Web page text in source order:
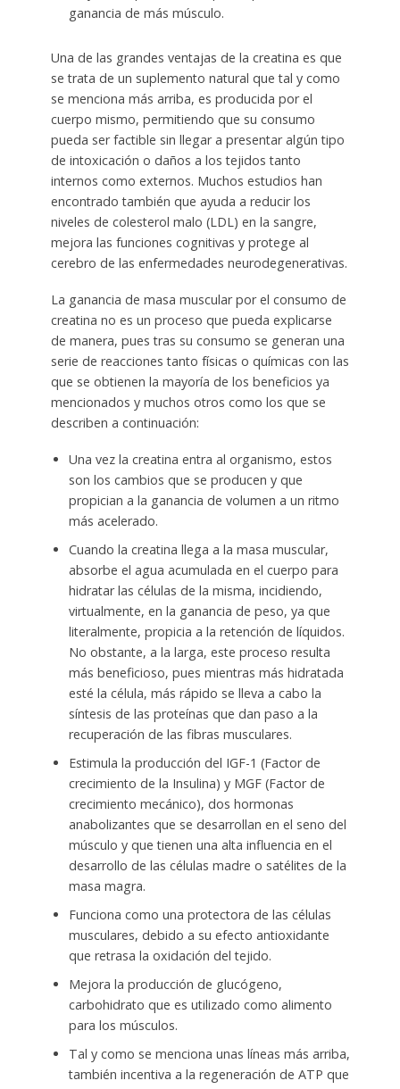
ganancia de más músculo.
Una de las grandes ventajas de la creatina es que
se trata de un suplemento natural que tal y como
se menciona más arriba, es producida por el
cuerpo mismo, permitiendo que su consumo
pueda ser factible sin llegar a presentar algún tipo
de intoxicación o daños a los tejidos tanto
internos como externos. Muchos estudios han
encontrado también que ayuda a reducir los
niveles de colesterol malo (LDL) en la sangre,
mejora las funciones cognitivas y protege al
cerebro de las enfermedades neurodegenerativas.
La ganancia de masa muscular por el consumo de
creatina no es un proceso que pueda explicarse
de manera, pues tras su consumo se generan una
serie de reacciones tanto físicas o químicas con las
que se obtienen la mayoría de los beneficios ya
mencionados y muchos otros como los que se
describen a continuación:
Una vez la creatina entra al organismo, estos
son los cambios que se producen y que
propician a la ganancia de volumen a un ritmo
más acelerado.
Cuando la creatina llega a la masa muscular,
absorbe el agua acumulada en el cuerpo para
hidratar las células de la misma, incidiendo,
virtualmente, en la ganancia de peso, ya que
literalmente, propicia a la retención de líquidos.
No obstante, a la larga, este proceso resulta
más beneficioso, pues mientras más hidratada
esté la célula, más rápido se lleva a cabo la
síntesis de las proteínas que dan paso a la
recuperación de las fibras musculares.
Estimula la producción del IGF-1 (Factor de
crecimiento de la Insulina) y MGF (Factor de
crecimiento mecánico), dos hormonas
anabolizantes que se desarrollan en el seno del
músculo y que tienen una alta influencia en el
desarrollo de las células madre o satélites de la
masa magra.
Funciona como una protectora de las células
musculares, debido a su efecto antioxidante
que retrasa la oxidación del tejido.
Mejora la producción de glucógeno,
carbohidrato que es utilizado como alimento
para los músculos.
Tal y como se menciona unas líneas más arriba,
también incentiva a la regeneración de ATP que